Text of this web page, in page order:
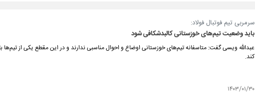
سرمربی تیم فوتبال فولاد:
باید وضعیت تیم‌های خوزستانی کالبدشکافی شود
عبدالله ویسی گفت: متاسفانه تیم‌های خوزستانی اوضاع و احوال مناسبی ندارند و در این مقطع یکی از تیم‌ها
کند.
۱۴۰۳/۰۱/۳۰